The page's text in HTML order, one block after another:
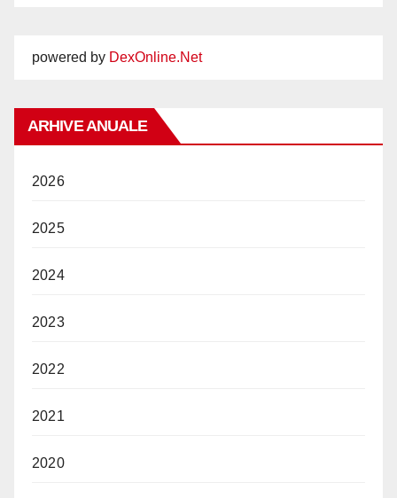
powered by DexOnline.Net
ARHIVE ANUALE
2026
2025
2024
2023
2022
2021
2020